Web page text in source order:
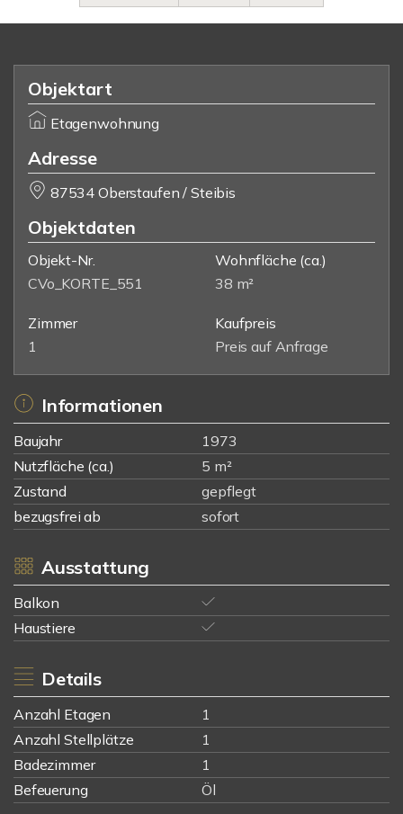
Objektart
Etagenwohnung
Adresse
87534 Oberstaufen / Steibis
Objektdaten
Objekt-Nr.
CVo_KORTE_551
Wohnfläche (ca.)
38 m²
Zimmer
1
Kaufpreis
Preis auf Anfrage
Informationen
Baujahr
1973
Nutzfläche (ca.)
5 m²
Zustand
gepflegt
bezugsfrei ab
sofort
Ausstattung
Balkon
Haustiere
Details
Anzahl Etagen
1
Anzahl Stellplätze
1
Badezimmer
1
Befeuerung
Öl